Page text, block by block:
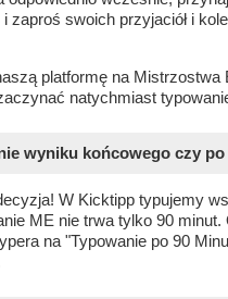
zaproś swoich przyjaciół i
platformę na
natychmiast
wyniku końcowego czy
W Kicktipp typujemy
ME nie trwa tylko 90
na "Typowanie po 90